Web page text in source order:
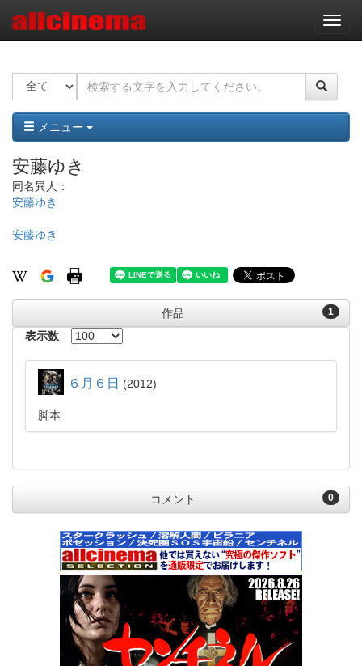
ナ
ビ
ー
ョ
ン
メニュー
安藤ゆき
同名異人：
安藤ゆき
安藤ゆき
1
作品
表示数
６月６日 2012
脚本
0
コメント